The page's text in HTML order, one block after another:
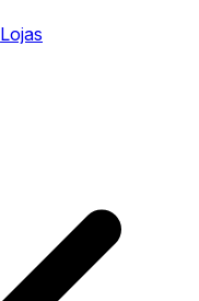
Lojas